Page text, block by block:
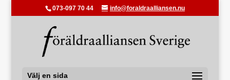
073-097 70 44 info@foraldraalliansen.nu
Välj en sida